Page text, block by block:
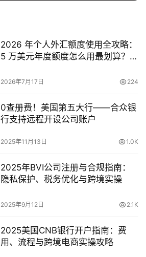
2026 年个人外汇额度使用全攻略：
5 万美元年度额度怎么用最划算？一
2026年7月17日 224
0查册费！美国第五大行——合众银
行支持远程开设公司账户
2025年11月13日 1.0K
2025年BVI公司注册与合规指南：
隐私保护、税务优化与跨境实操
2025年9月12日 2.1K
2025美国CNB银行开户指南：费
用、流程与跨境电商实操攻略